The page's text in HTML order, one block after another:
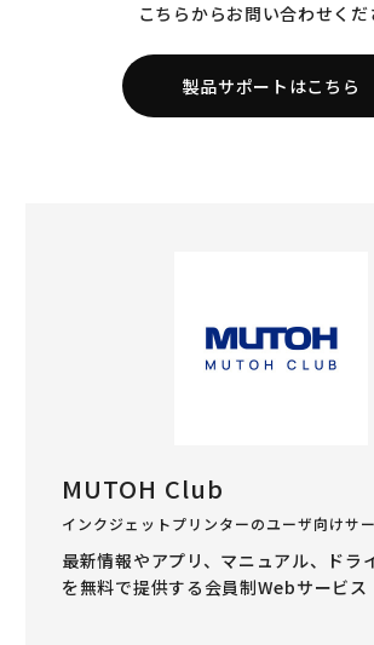
こちらからお問い合わせくだ
製品サポートはこちら
MUTOH Club
インクジェットプリンターのユーザ向けサ
最新情報やアプリ、マニュアル、ドラ
を無料で提供する会員制Webサービス